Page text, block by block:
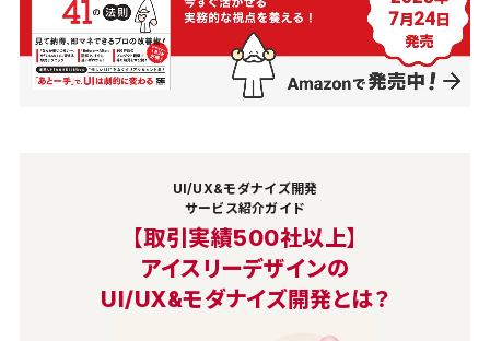
UI/UX&モダナイズ開発
サービス紹介ガイド
【取引実績500社以上】
アイスリーデザインの
UI/UX&モダナイズ開発とは？